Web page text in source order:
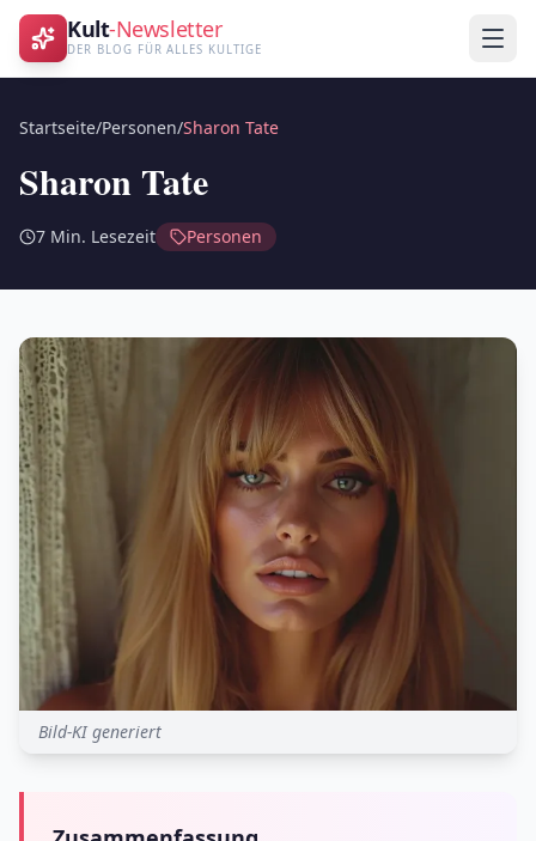
Kult-Newsletter
DER BLOG FÜR ALLES KULTIGE
Startseite/Personen/Sharon Tate
Sharon Tate
7 Min. Lesezeit Personen
Bild-KI generiert